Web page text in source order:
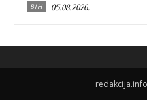
BIH 05.08.2026.